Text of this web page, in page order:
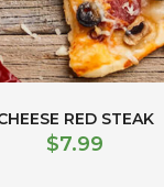
RED STEAK
$7.99